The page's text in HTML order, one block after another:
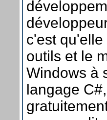
c'est
outils et le
Windows à
langage